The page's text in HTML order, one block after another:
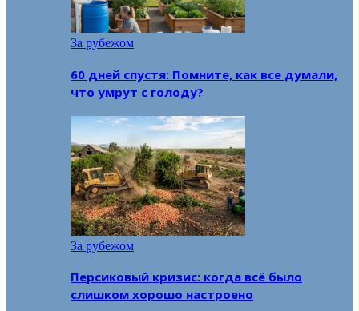
За рубежом
60 дней спустя: Помните, как все думали,
что умрут с голоду?
За рубежом
Персиковый кризис: когда всё было
слишком хорошо настроено